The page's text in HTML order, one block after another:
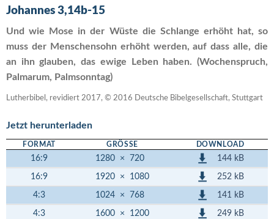
Johannes 3,14b-15
Und wie Mose in der Wüste die Schlange erhöht hat, so
muss der Menschensohn erhöht werden, auf dass alle, die
an ihn glauben, das ewige Leben haben. (Wochenspruch,
Palmarum, Palmsonntag)
Lutherbibel, revidiert 2017, © 2016 Deutsche Bibelgesellschaft, Stuttgart
Jetzt herunterladen
FORMAT GRÖSSE DOWNLOAD
16:9 1280 × 720 144 kB
16:9 1920 × 1080 252 kB
4:3 1024 × 768 141 kB
4:3 1600 × 1200 249 kB